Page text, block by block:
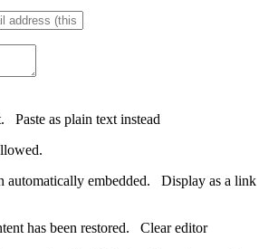
Paste as plain text instead
automatically embedded. Display as a link
has been restored. Clear editor